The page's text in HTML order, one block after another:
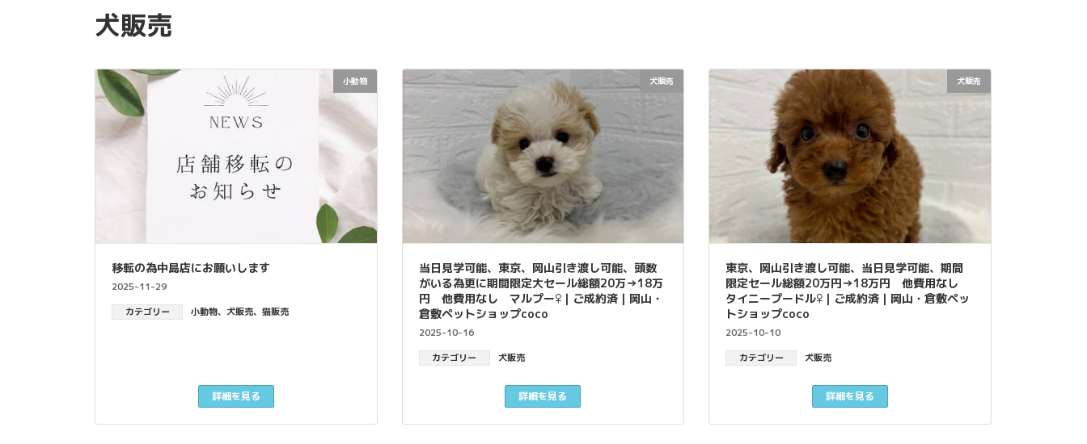
犬販売
小動物
移転の為中島店にお願いします
2025-11-29
カテゴリー
小動物、 犬販売、 猫販売
詳細を見る
犬販売
当日見学可能、東京、岡山引き渡し可能、頭数
がいる為更に期間限定大セール総額20万→18万
円 他費用なし マルプー♀｜ご成約済｜岡山・
倉敷ペットショップcoco
2025-10-16
カテゴリー
犬販売
詳細を見る
犬販売
東京、岡山引き渡し可能、当日見学可能、期間
限定セール総額20万円→18万円 他費用なし
タイニープードル♀｜ご成約済｜岡山・倉敷ペッ
トショップcoco
2025-10-10
カテゴリー
犬販売
詳細を見る